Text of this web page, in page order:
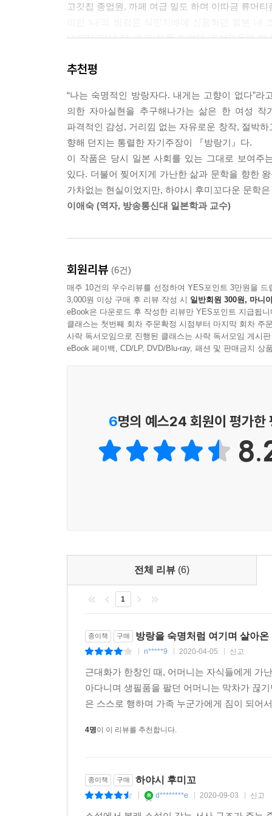
고 그것에 휩쓸려버려요.
--- p.406~407
고깃집 종업원, 까페 여급 일도 하며 이따금 류머
대지진 당시 더 큰 피해를 입었던 조선인들에 대
이와 같은 가난한 자들에 대한 유대감과 연민의
모습을 사실적으로 그리며 당시 분위기를 생생하
끈끈한 연대감을 보여준다. 모두가 “거지와 마
고단한 삶에 서로서로 버팀이 되어준다.
다른 한편으로는 ‘나’와 남자들과의 관계가 있
만나기도 하고, 버젓이 바람을 피우거나 습관적인
2부에는 토오꾜오로 자신을 데려온 옛 남자를
졸업하자마자 고향의 섬으로 돌아가버렸고, 가
집으로 찾아가지만 가족의 반대를 이겨낼 자신
등장한다. 어느날 황족이 탄 기차가 통과하니 선로
사람인지 나는 모른다. 아무것도 모르면서 존경
토오꾜오!” 같은 도발적인 시구를 적기도 한다.
유명한 무정부주의자였던 인물을 언급하며 “저
사상이나 운동에도 심취하지 않았지만, ‘후지 산
세계를 펼쳐나가려는 의지를 지닌 여성상을 인상
반했습니다라고 쓴다. 그걸로 충분하지 않나요
회의에 빠졌다가도 이내 “그 대단하지 않은 일에
『방랑기』는 출간 당시 전폭적인 인기에 비해
시대를 대표하는 여성 작가로 문학적 가치를
바닷물을 꿀꺽꿀꺽 삼키”는 난파선 같은 처지임
비춰낸다.
이 작품은 한 여성 작가의 대담하고 치열한 자기
하다. 이처럼 인생의 밑바닥에서 꿋꿋하게 길어
작가로서 삶을 향한 떨칠 수 없는 열망을 써내려
추천평
“나는 숙명적인 방랑자다. 내게는 고향이 없다”
의한 자아실현을 추구해나가는 삶은 한 여성
파격적인 감성, 거리낌 없는 자유로운 창작, 절박하
향해 던지는 통렬한 자기주장이 『방랑기』다.
이 작품은 당시 일본 사회를 있는 그대로 보여주
있다. 더불어 찢어지게 가난한 삶과 문학을 향한
가차없는 현실이었지만, 하야시 후미꼬다운 문학
이애숙 (역자, 방송통신대 일본학과 교수)
회원리뷰 (6건)
매주 10건의 우수리뷰를 선정하여 YES포인트 3만원을 드
3,000원 이상 구매 후 리뷰 작성 시 일반회원 300원, 마니
eBook은 다운로드 후 작성한 리뷰만 YES포인트 지급됩니
클래스는 첫번째 회차 주문확정 시점부터 마지막 회차 주
사락 독서모임으로 진행된 클래스는 사락 독서모임 게시
eBook 페이백, CD/LP, DVD/Blu-ray, 패션 및 판매금지 상
6명의 예스24 회원이 평가한
전체 리뷰 (6)
1
종이책 구매 방랑을 숙명처럼 여기며 살아
n*****9 2020-04-05 신고
근대화가 한창인 때, 어머니는 자식들에게 가
아다니며 생필품을 팔던 어머니는 막차가 끊
은 스스로 행하며 가족 누군가에게 짐이 되어
4명이 이 리뷰를 추천합니다.
종이책 구매 하야시 후미꼬
d********e 2020-09-03 신고